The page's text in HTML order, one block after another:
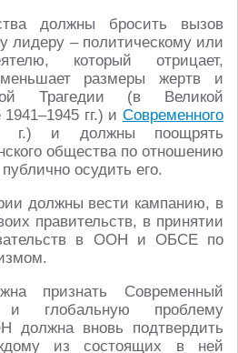
должны бросить вызов
лидеру – политическому или
который отрицает,
размеры жертв и
Трагедии (в Великой
гг.) и Современного
и должны поощрять
общества по отношению
осудить его.
должны вести кампанию, в
правительств, в принятии
в ООН и ОБСЕ по
признать Современный
глобальную проблему
должна вновь подтвердить
из состоящих в ней